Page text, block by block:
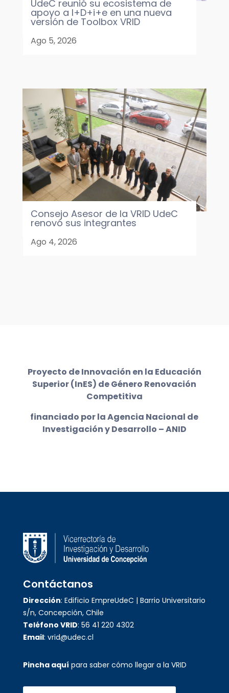
UdeC reunió su ecosistema de
apoyo a I+D+i+e en una nueva
versión de Toolbox VRID
Ago 5, 2026
Consejo Asesor de la VRID UdeC
renovó sus integrantes
Ago 4, 2026
Proyecto de Innovación en la Educación
Superior (InES) de Género Renovación
Competitiva
financiado por la Agencia Nacional de
Investigación y Desarrollo – ANID
Contáctanos
Dirección: Edificio EmpreUdeC | Barrio Universitario
s/n, Concepción, Chile
Teléfono VRID: 56 41 220 4302
Email: vrid@udec.cl
Pincha aquí para saber cómo llegar a la VRID